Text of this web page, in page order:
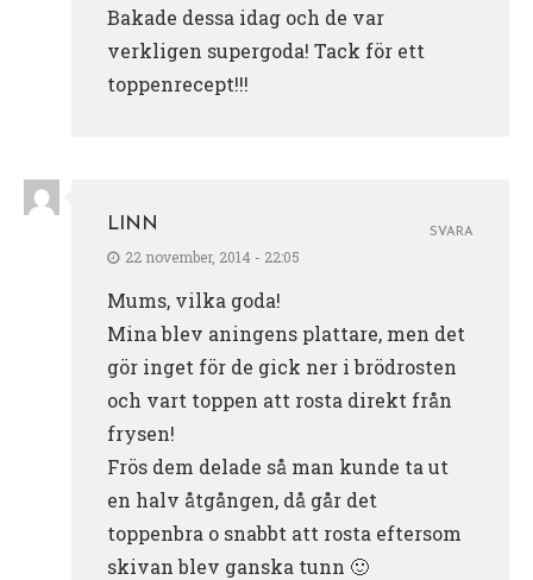
Bakade dessa idag och de var
verkligen supergoda! Tack för ett
toppenrecept!!!
LINN
22 november, 2014 - 22:05
Mums, vilka goda!
Mina blev aningens plattare, men det
gör inget för de gick ner i brödrosten
och vart toppen att rosta direkt från
frysen!
Frös dem delade så man kunde ta ut
en halv åtgången, då går det
toppenbra o snabbt att rosta eftersom
skivan blev ganska tunn 🙂
SVARA